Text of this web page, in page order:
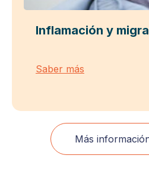
Inflamación y
Saber más
Más